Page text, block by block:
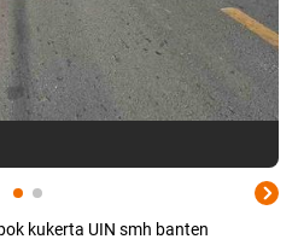
kukerta UIN smh banten